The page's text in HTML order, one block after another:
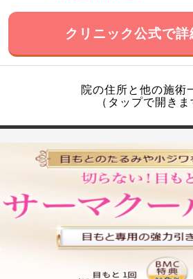
クリニック公式で
院の住所と他の施術
（タップで開きま